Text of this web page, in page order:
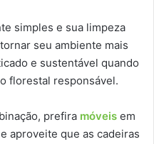
simples e sua limpeza
seu ambiente mais
e sustentável quando
florestal responsável.
prefira móveis em
aproveite que as cadeiras